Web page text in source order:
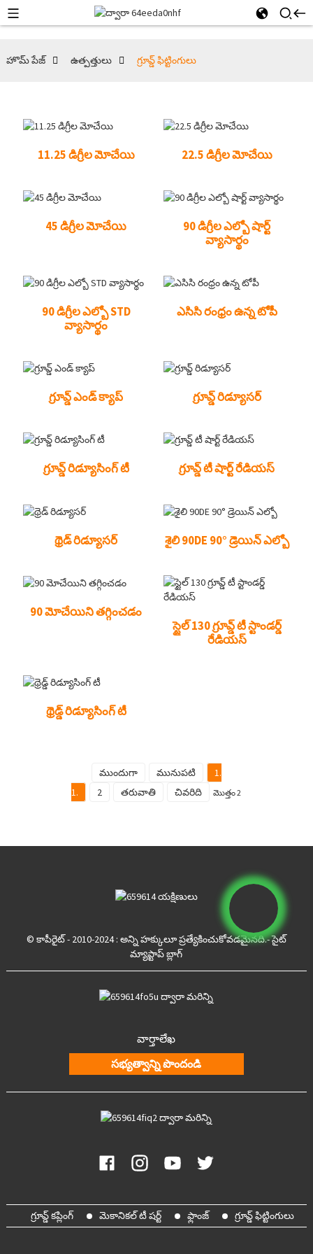
హొమ్ పేజ్ ఉత్పత్తులు గ్రూవ్డ్ ఫిట్టింగులు
11.25 డిగ్రీల మోచేయి 22.5 డిగ్రీల మోచేయి
45 డిగ్రీల మోచేయి
90 డిగ్రీల ఎల్బో షార్ట్
వ్యాసార్థం
90 డిగ్రీల ఎల్బో STD
వ్యాసార్థం
ఎసిసి రంధ్రం ఉన్న టోపీ
గ్రూవ్డ్ ఎండ్ క్యాప్ గ్రూవ్డ్ రిడ్యూసర్
గ్రూవ్డ్ రిడ్యూసింగ్ టీ గ్రూవ్డ్ టీ షార్ట్ రేడియస్
థ్రెడ్ రిడ్యూసర్ శైలి 90DE 90° డ్రెయిన్ ఎల్బో
90 మోచేయిని తగ్గించడం
స్టైల్ 130 గ్రూవ్డ్ టీ స్టాండర్డ్
రేడియస్
థ్రెడ్డ్ రిడ్యూసింగ్ టీ
ముందుగా మునుపటి
1.
1.
2 తరువాతి చివరిది మొత్తం 2
© కాపీరైట్ - 2010-2024 : అన్ని హక్కులూ ప్రత్యేకించుకోవడమైనది.- సైట్
మ్యాప్టాప్ బ్లాగ్
వార్తాలేఖ
సభ్యత్వాన్ని పొందండి
గ్రూవ్డ్ కప్లింగ్ మెకానికల్ టీ షర్ట్ ఫ్లాంజ్ గ్రూవ్డ్ ఫిట్టింగులు